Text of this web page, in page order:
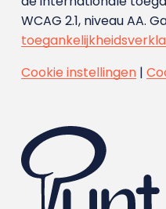
WCAG 2.1, niveau AA.
Cookie instellingen|